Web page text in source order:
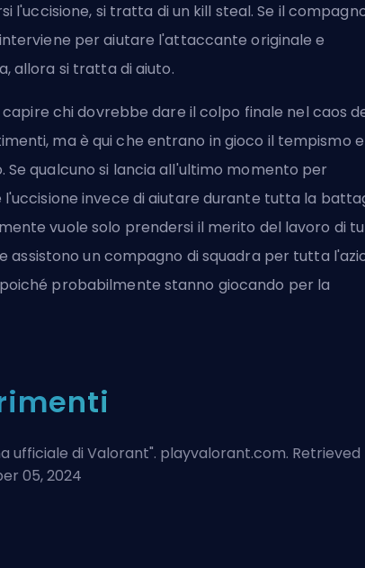
l'uccisione, si tratta di un kill steal. Se il
per aiutare l'attaccante originale e
allora si tratta di aiuto.
capire chi dovrebbe dare il colpo finale nel caos
ma è qui che entrano in gioco il tempismo
Se qualcuno si lancia all'ultimo momento per
invece di aiutare durante tutta la
vuole solo prendersi il merito del lavoro di
assistono un compagno di squadra per tutta
probabilmente stanno giocando per la
ufficiale di Valorant". playvalorant.com. Retrieved
05, 2024